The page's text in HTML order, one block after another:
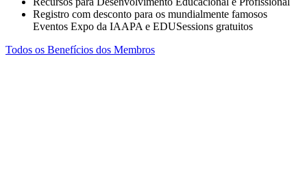
Registro com desconto para os mundialmente famosos
Eventos Expo da IAAPA e EDUSessions gratuitos
Todos os Benefícios dos Membros